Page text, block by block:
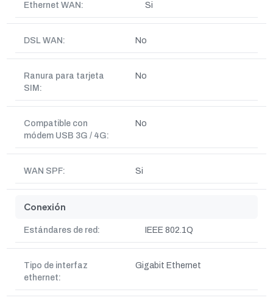
Ethernet WAN: Si
DSL WAN: No
Ranura para tarjeta
SIM:
No
Compatible con
módem USB 3G / 4G:
No
WAN SPF: Si
Conexión
Estándares de red: IEEE 802.1Q
Tipo de interfaz
ethernet:
Gigabit Ethernet